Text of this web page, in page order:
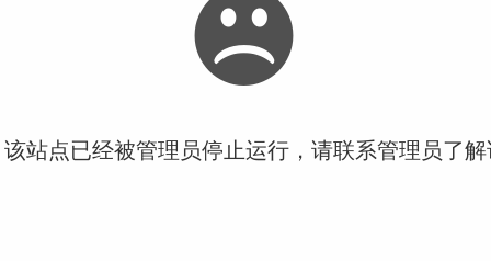
站点已经被管理员停止运行，请联系管理员了